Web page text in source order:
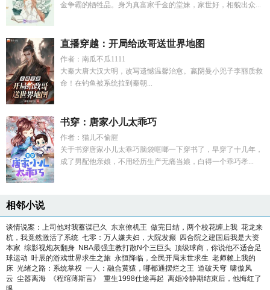
金争霸的牺牲品。身为真富家千金的堂妹，家世好，相貌出众...
直播穿越：开局给政哥送世界地图
作者：南瓜不瓜1111
大秦大唐大汉大明，改写遗憾温馨治愈。嬴阴曼小兕子李丽质救
命！在钓鱼被系统拉到秦朝...
书穿：唐家小儿太乖巧
作者：猫儿不偷腥
关于书穿唐家小儿太乖巧脑袋哐啷一下穿书了，早穿了十几年，
成了男配他亲娘，不用经历生产无痛当娘，白得一个乖巧孝...
相邻小说
谈情说案：上司他对我蓄谋已久 东京僚机王 做完日结，两个校花缠上我 花龙来
杭，我竟然激活了系统 七零：万人嫌夫妇，大院发癫 四合院之建国后我是大资
本家 综影视炮灰翻身 NBA最强主教打散N个三巨头 顶级球商，你说他不适合足
球运动 叶辰的游戏世界求生之旅 永恒降临，全民开局末世求生 老师赖上我的
床 光绪之路：系统掌权 一人：融合黄猿，哪都通摆烂之王 道破天穹 啸傲风
云 尘嚣离海 《程绾薄斯言》 重生1998仕途再起 离婚冷静期结束后，他悔红了